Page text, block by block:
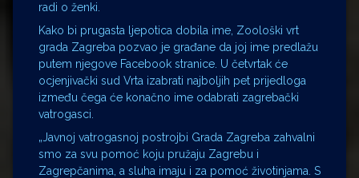
radi o ženki.
Kako bi prugasta ljepotica dobila ime, Zoološki vrt
grada Zagreba pozvao je građane da joj ime predlažu
putem njegove Facebook stranice. U četvrtak će
ocjenjivački sud Vrta izabrati najboljih pet prijedloga
između čega će konačno ime odabrati zagrebački
vatrogasci.
„Javnoj vatrogasnoj postrojbi Grada Zagreba zahvalni
smo za svu pomoć koju pružaju Zagrebu i
Zagrepčanima, a sluha imaju i za pomoć životinjama. S